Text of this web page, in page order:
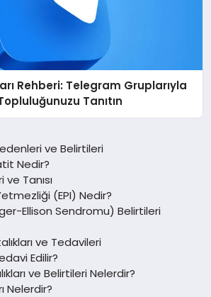
Rehberi: Telegram Gruplarıyla
Tanıtın
ve Belirtileri
Nedir?
Tanısı
(EPI) Nedir?
Ellison Sendromu) Belirtileri
ve Tedavileri
Edilir?
ve Belirtileri Nelerdir?
Nelerdir?